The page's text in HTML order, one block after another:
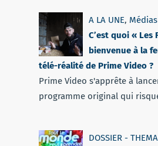
A LA UNE, Médias
C’est quoi « Les
bienvenue à la
télé-réalité de Prime Video ?
Prime Video s'apprête à
programme original qui
DOSSIER - THEMA